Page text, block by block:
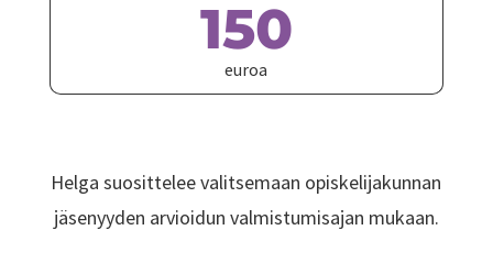
150
euroa
Helga suosittelee valitsemaan opiskelijakunnan
jäsenyyden arvioidun valmistumisajan mukaan.